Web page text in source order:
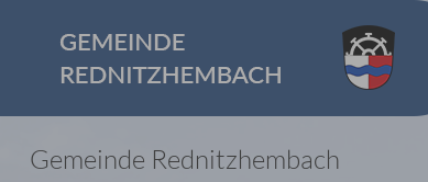
Gemeinde Rednitzhembach